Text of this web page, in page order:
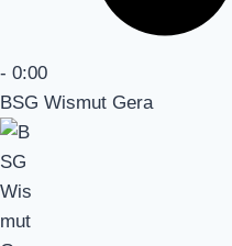
- 0:00
BSG Wismut Gera